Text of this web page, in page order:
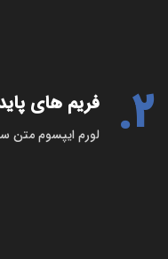
2. فریم های
لورم ایپسوم متن